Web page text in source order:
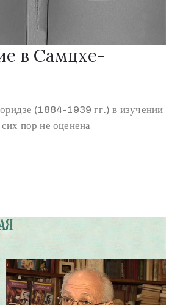
в Самцхе-
(1884-1939 гг.) в изучении
пор не оценена